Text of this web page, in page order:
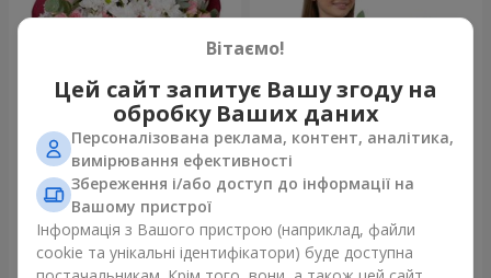
Букет "Чарівність ніжності"
3 199 грн
Композиція "Білосніжна
гармонія"
2 665 грн
Вітаємо!
Цей сайт запитує Вашу згоду на
обробку Ваших даних
Персоналізована реклама, контент, аналітика,
вимірювання ефективності
Збереження і/або доступ до інформації на
Вашому пристрої
Інформація з Вашого пристрою (наприклад, файли
cookie та унікальні ідентифікатори) буде доступна